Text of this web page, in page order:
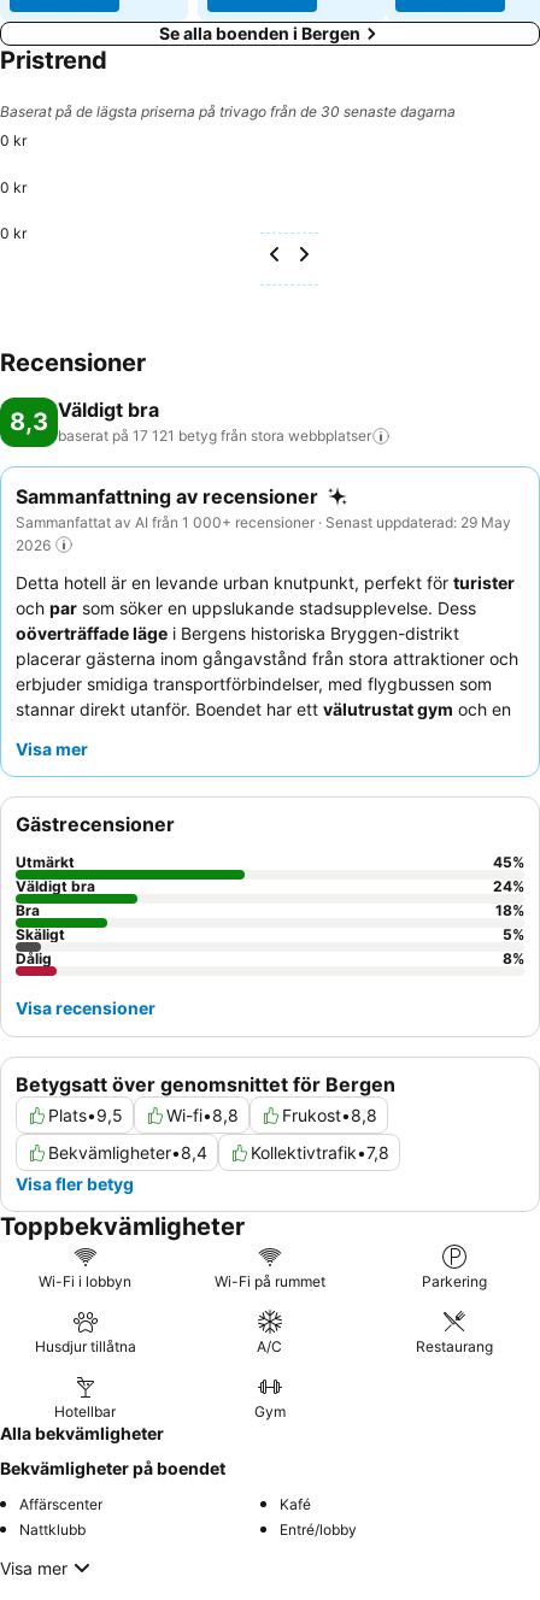
Se alla boenden i Bergen
Pristrend
Baserat på de lägsta priserna på trivago från de 30 senaste dagarna
0 kr
0 kr
0 kr
Recensioner
8,3 Väldigt bra
baserat på 17 121 betyg från stora webbplatser
Sammanfattning av recensioner
Sammanfattat av AI från 1 000+ recensioner · Senast uppdaterad: 29 May
2026
Detta hotell är en levande urban knutpunkt, perfekt för turister
och par som söker en uppslukande stadsupplevelse. Dess
oöverträffade läge i Bergens historiska Bryggen-distrikt
placerar gästerna inom gångavstånd från stora attraktioner och
erbjuder smidiga transportförbindelser, med flygbussen som
stannar direkt utanför. Boendet har ett välutrustat gym och en
dags utforskning. Gästerna berömmer konsekvent den
frukostbuffén
internationella alternativ. För en verkligt unik vistelse, överväg
att boka ett av de individuellt designade rummen i den
historiska handelsbyggnaden för en blandning av charm och
modern komfort.
Visa mer
Betygsatt över genomsnittet för Bergen
Plats•9,5 Wi-fi•8,8 Frukost•8,8
Bekvämligheter•8,4 Kollektivtrafik•7,8
Visa fler betyg
Gästrecensioner
Utmärkt 45%
Väldigt bra
24%
Bra
18%
Skäligt
5%
Dålig
8%
Visa recensioner
Toppbekvämligheter
Wi-Fi i lobbyn Wi-Fi på rummet Parkering
Husdjur tillåtna A/C Restaurang
Hotellbar Gym
Alla bekvämligheter
Bekvämligheter på boendet
Affärscenter
Kafé
Nattklubb
Entré/lobby
Visa mer